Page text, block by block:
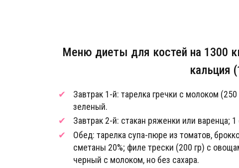
Меню диеты для костей на 1300
кальция
Завтрак 1-й: тарелка гречки с молоком
зеленый.
Завтрак 2-й: стакан ряженки или варенца;
Обед: тарелка супа-пюре из томатов,
сметаны 20%; филе трески (200 гр) с
черный с молоком, но без сахара.